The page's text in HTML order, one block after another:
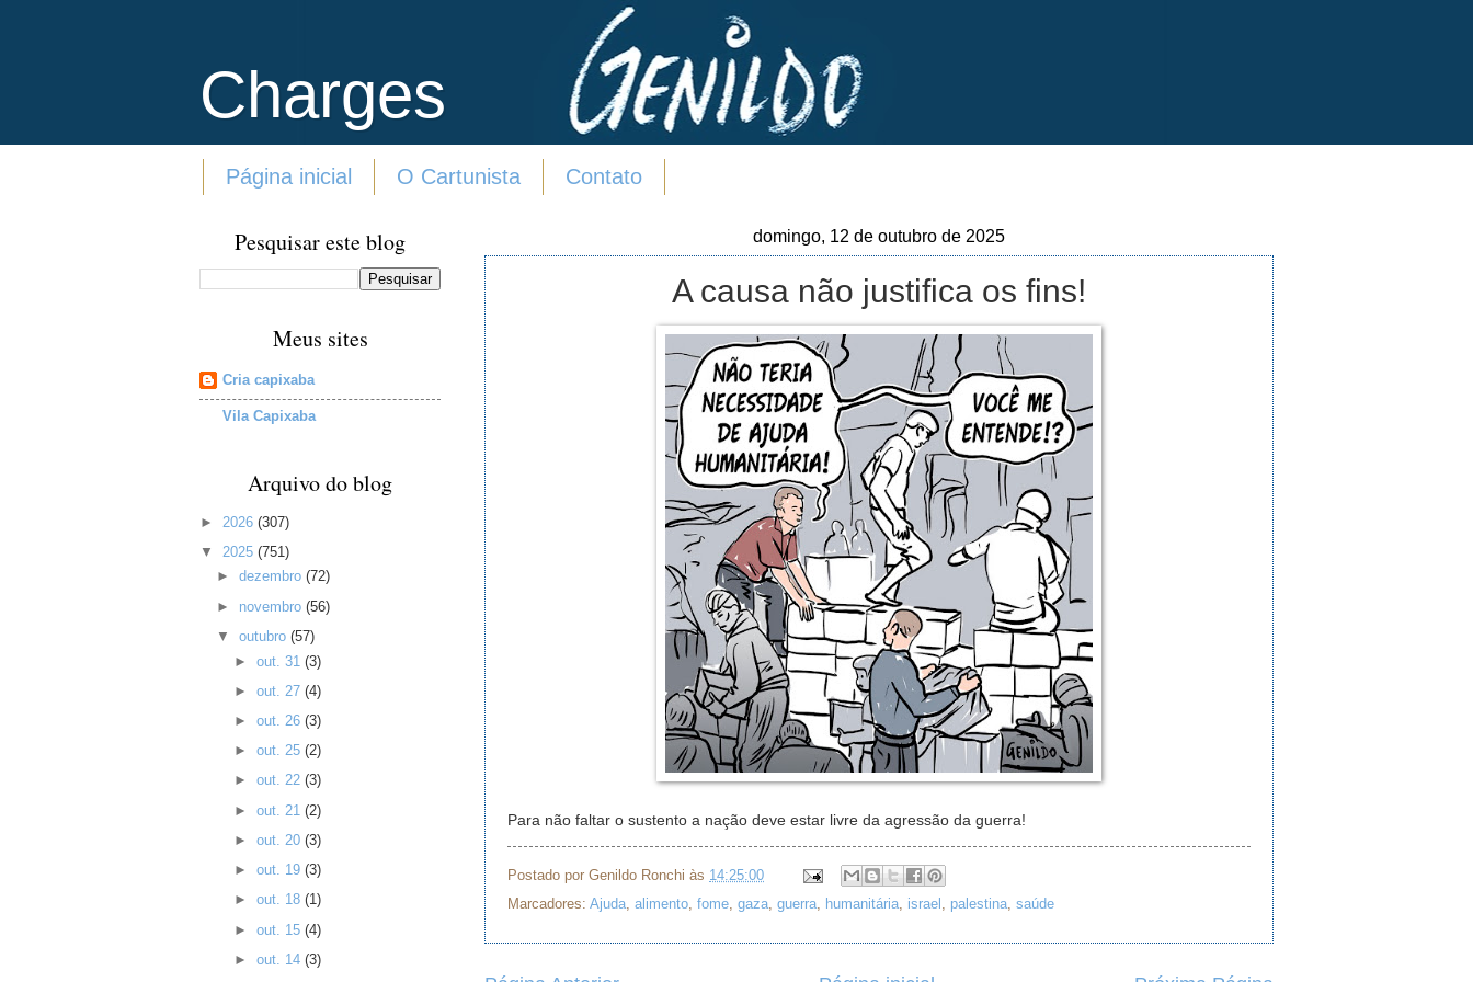
Charges
Página inicial O Cartunista Contato
domingo, 12 de outubro de 2025
A causa não justifica os fins!
Para não faltar o sustento a nação deve estar livre da agressão da guerra!
Postado por Genildo Ronchi às 14:25:00
Marcadores: Ajuda, alimento, fome, gaza, guerra, humanitária, israel , palestina, saúde
Pesquisar este blog
Meus sites
Cria capixaba
Vila Capixaba
Arquivo do blog
► 2026 (307)
▼ 2025 (751)
►dezembro(72)
► novembro(56)
▼outubro(57)
► out. 31 (3)
► out. 27 (4)
► out. 26 (3)
► out. 25 (2)
► out. 22 (3)
► out. 21 (2)
► out. 20 (3)
► out. 19 (3)
► out. 18 (1)
► out. 15 (4)
► out. 14 (3)